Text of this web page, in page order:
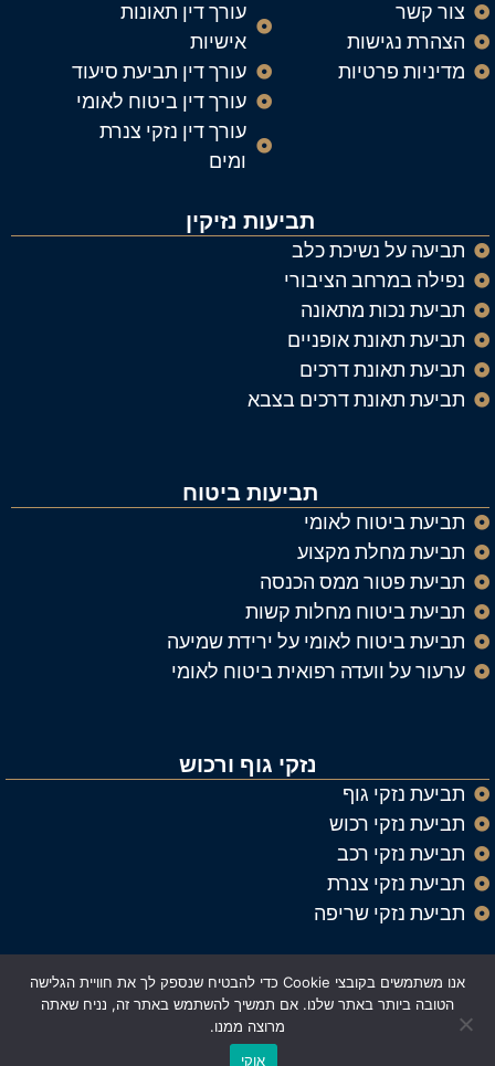
צור קשר
הצהרת נגישות
מדיניות פרטיות
עורך דין תאונות
אישיות
עורך דין תביעת סיעוד
עורך דין ביטוח לאומי
עורך דין נזקי צנרת
ומים
תביעות נזיקין
תביעה על נשיכת כלב
נפילה במרחב הציבורי
תביעת נכות מתאונה
תביעת תאונת אופניים
תביעת תאונת דרכים
תביעת תאונת דרכים בצבא
תביעות ביטוח
תביעת ביטוח לאומי
תביעת מחלת מקצוע
תביעת פטור ממס הכנסה
תביעת ביטוח מחלות קשות
תביעת ביטוח לאומי על ירידת שמיעה
ערעור על וועדה רפואית ביטוח לאומי
נזקי גוף ורכוש
תביעת נזקי גוף
תביעת נזקי רכוש
תביעת נזקי רכב
תביעת נזקי צנרת
תביעת נזקי שריפה
© כל הזכויות שמורות לעורך דין נזיקין וביטוח אלעד רייך
Made with ❤️ by Astrateg
אנו משתמשים בקובצי Cookie כדי להבטיח שנספק לך את חוויית הגלישה
הטובה ביותר באתר שלנו. אם תמשיך להשתמש באתר זה, נניח שאתה
מרוצה ממנו.
אוקי